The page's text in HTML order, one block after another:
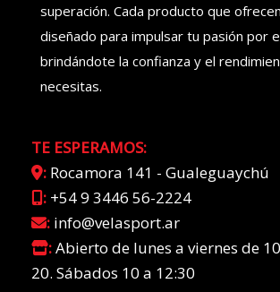
superación. Cada producto que
diseñado para impulsar tu pasión por
brindándote la confianza y el
necesitas.
TE ESPERAMOS:
: Rocamora 141 - Gualeguaychú
: +54 9 3446 56-2224
: info@velasport.ar
:Abierto de lunes a viernes de
20. Sábados 10 a 12:30